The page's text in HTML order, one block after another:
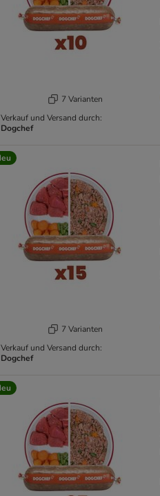
7 Varianten
Verkauf und Versand durch:
Dogchef
7 Varianten
Verkauf und Versand durch:
Dogchef